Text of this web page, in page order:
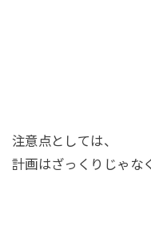
注意点としては、
計画はざっくりじゃな